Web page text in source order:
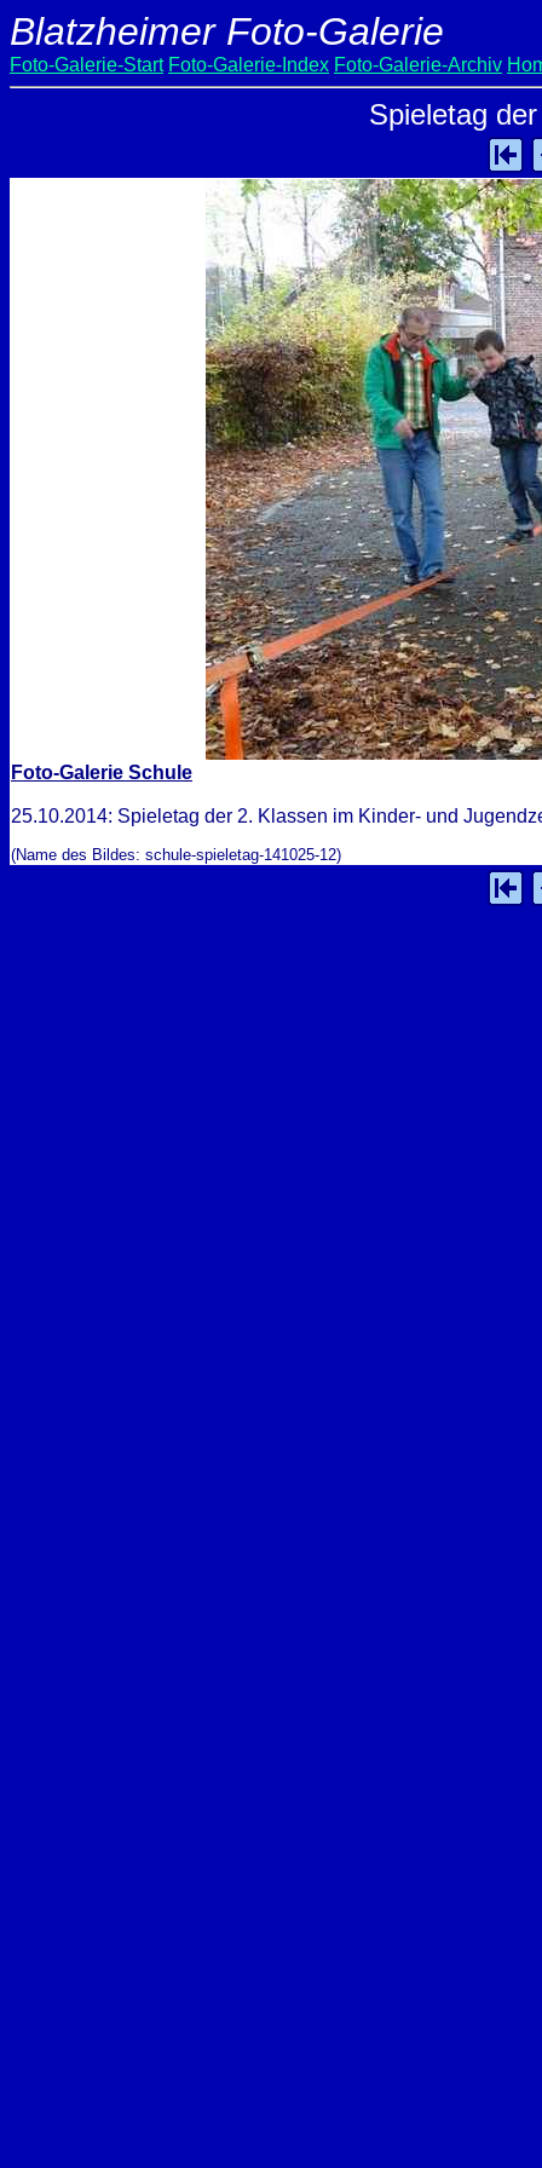
Blatzheimer Foto-Galerie
Foto-Galerie-Start Foto-Galerie-Index Foto-Galerie-Archiv
Spieletag
Foto-Galerie Schule
25.10.2014: Spieletag der 2. Klassen im Kinder- und
(Name des Bildes: schule-spieletag-141025-12)